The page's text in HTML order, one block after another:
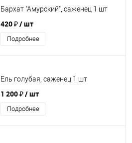
Бархат "Амурский", саженец 1 шт
420 ₽/ шт
Подробнее
Ель голубая, саженец 1 шт
1 200 ₽/ шт
Подробнее